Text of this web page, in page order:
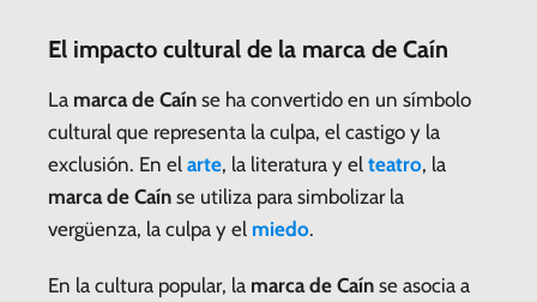
El impacto cultural de la marca de Caín
La marca de Caín se ha convertido en un símbolo
cultural que representa la culpa, el castigo y la
exclusión. En el arte, la literatura y el teatro, la
marca de Caín se utiliza para simbolizar la
vergüenza, la culpa y el miedo.
En la cultura popular, la marca de Caín se asocia a